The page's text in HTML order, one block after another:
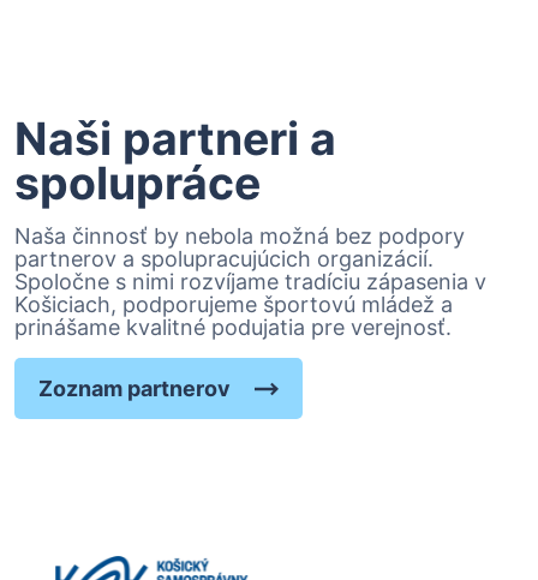
Naši partneri a
spolupráce
Naša činnosť by nebola možná bez podpory
partnerov a spolupracujúcich organizácií.
Spoločne s nimi rozvíjame tradíciu zápasenia v
Košiciach, podporujeme športovú mládež a
prinášame kvalitné podujatia pre verejnosť.
Zoznam partnerov